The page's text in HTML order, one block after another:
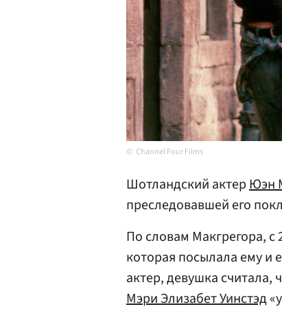
Channel Four Films
Шотландский актерЮэн
преследовавшей его
По словам Макгрегора, с
которая посылала ему и
актер, девушка считала,
Мэри Элизабет Уинстэд